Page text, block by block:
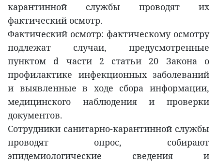
карантинной службы проводят их
фактический осмотр.
Фактический осмотр: фактическому осмотру
подлежат случаи, предусмотренные
пунктом d части 2 статьи 20 Закона о
профилактике инфекционных заболеваний
и выявленные в ходе сбора информации,
медицинского наблюдения и проверки
документов.
Сотрудники санитарно-карантинной службы
проводят опрос, собирают
эпидемиологические сведения и